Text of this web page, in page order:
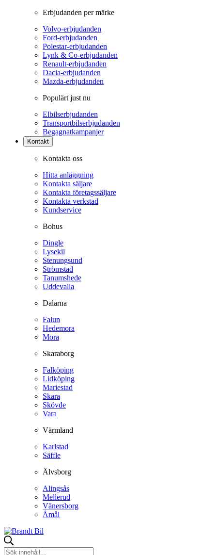
Erbjudanden per märke
Volvo-erbjudanden
Ford-erbjudanden
Polestar-erbjudanden
Lynk & Co-erbjudanden
Renault-erbjudanden
Dacia-erbjudanden
Mazda-erbjudanden
Populärt just nu
Elbilserbjudanden
Transportbilserbjudanden
Begagnatkampanjer
Kontakt
Kontakta oss
Hitta anläggning
Kontakta säljare
Kontakta företagssäljare
Kontakta verkstad
Kundservice
Bohus
Dingle
Lysekil
Stenungsund
Strömstad
Tanumshede
Uddevalla
Dalarna
Falun
Hedemora
Mora
Skaraborg
Falköping
Lidköping
Mariestad
Skara
Skövde
Vara
Värmland
Karlstad
Säffle
Älvsborg
Alingsås
Mellerud
Vänersborg
Åmål